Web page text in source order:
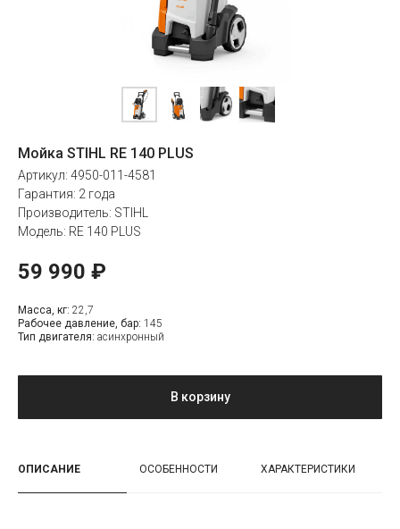
Мойка STIHL RE 140 PLUS
Артикул: 4950-011-4581
Гарантия: 2 года
Производитель: STIHL
Модель: RE 140 PLUS
59 990 ₽
Масса, кг: 22,7
Рабочее давление, бар: 145
Тип двигателя: асинхронный
В корзину
ОПИСАНИЕ ОСОБЕННОСТИ ХАРАКТЕРИСТИКИ